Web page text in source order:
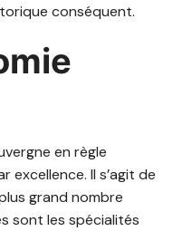
conséquent.
en règle
excellence. Il s’agit de
grand nombre
sont les spécialités